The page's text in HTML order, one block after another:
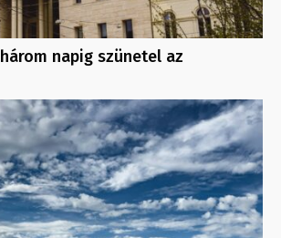
napig szünetel az